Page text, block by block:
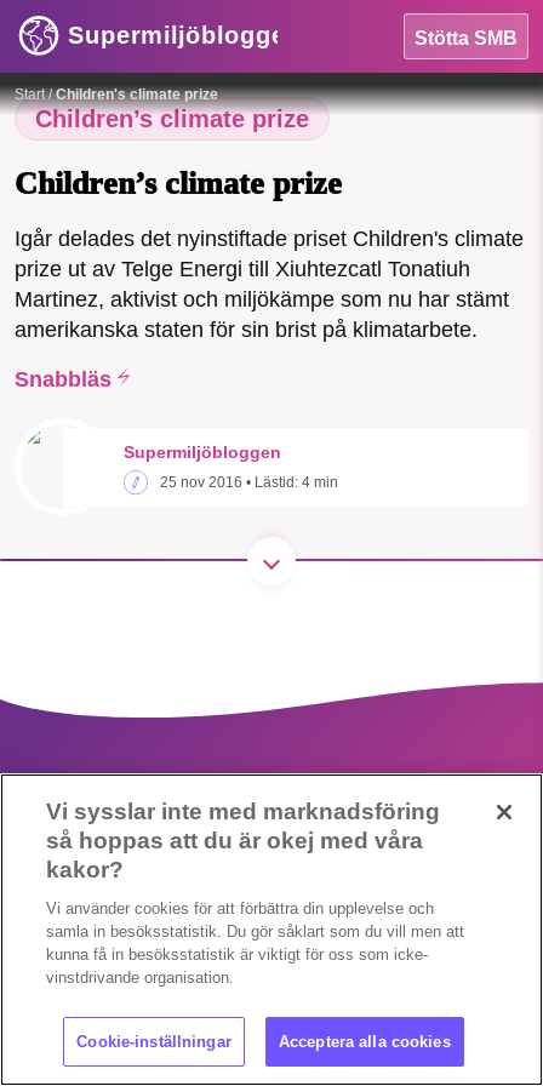
Supermiljöbloggen Stötta SMB
OMRÅDEN
MILJÖFAKTA
Sök Sparade inlägg Tipsa oss
Facebook
Threads
Start/Children's climate prize
Children’s climate prize
Children’s climate prize
Igår delades det nyinstiftade priset Children's climate
prize ut av Telge Energi till Xiuhtezcatl Tonatiuh
Martinez, aktivist och miljökämpe som nu har stämt
amerikanska staten för sin brist på klimatarbete.
Snabbläs
Supermiljöbloggen
25 nov 2016 • Lästid: 4 min
Foto:Telge Energi
drivit miljödebatten framåt genom
Stötta vårt arbete genom att swisha en slant till
1231368703
Läs vad vi vill göra
Vi sysslar inte med marknadsföring
så hoppas att du är okej med våra
kakor?
Vi använder cookies för att förbättra din upplevelse och
samla in besöksstatistik. Du gör såklart som du vill men att
kunna få in besöksstatistik är viktigt för oss som icke-
vinstdrivande organisation.
Cookie-inställningar Acceptera alla cookies